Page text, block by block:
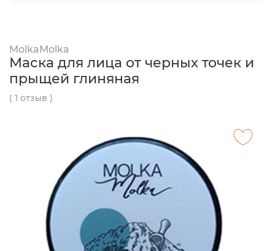
MolkaMolka
Маска для лица от черных точек и
прыщей глиняная
( 1 отзыв )